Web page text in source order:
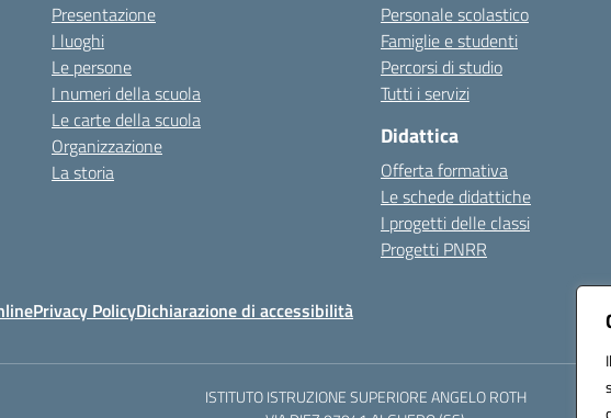
Presentazione
I luoghi
Le persone
I numeri della scuola
Le carte della scuola
Organizzazione
La storia
Personale scolastico
Famiglie e studenti
Percorsi di studio
Tutti i servizi
Didattica
Offerta formativa
Le schede didattiche
I progetti delle classi
Progetti PNRR
Privacy PolicyDichiarazione di accessibilità
ISTITUTO ISTRUZIONE SUPERIORE ANGELO ROTH